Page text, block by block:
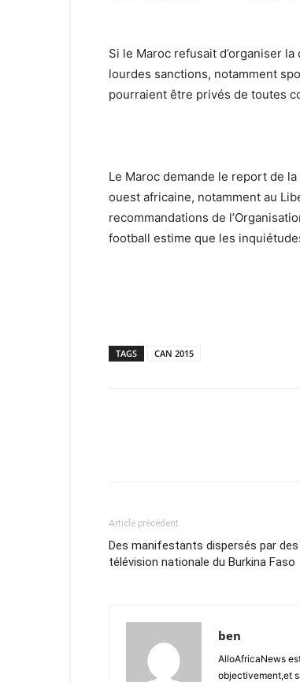
Si le Maroc refusait d’organiser
lourdes sanctions, notamment
pourraient être privés de toutes
Le Maroc demande le report de
ouest africaine, notamment au
recommandations de
football estime que les
TAGS CAN 2015
Article précédent
Des manifestants dispersés par
télévision nationale du Burkina Faso
ben
AlloAfricaNews
objectivement,et